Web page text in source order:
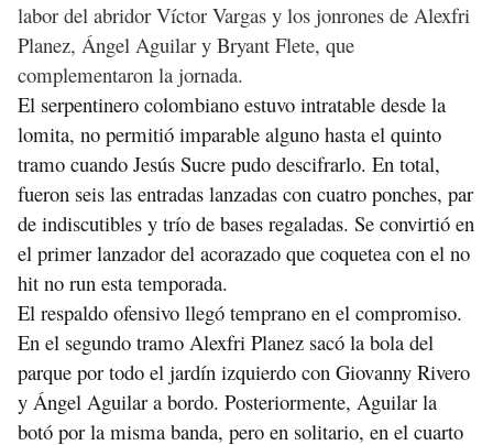
labor del abridor Víctor Vargas y los jonrones de Alexfri
Planez, Ángel Aguilar y Bryant Flete, que
complementaron la jornada.
El serpentinero colombiano estuvo intratable desde la
lomita, no permitió imparable alguno hasta el quinto
tramo cuando Jesús Sucre pudo descifrarlo. En total,
fueron seis las entradas lanzadas con cuatro ponches, par
de indiscutibles y trío de bases regaladas. Se convirtió en
el primer lanzador del acorazado que coquetea con el no
hit no run esta temporada.
El respaldo ofensivo llegó temprano en el compromiso.
En el segundo tramo Alexfri Planez sacó la bola del
parque por todo el jardín izquierdo con Giovanny Rivero
y Ángel Aguilar a bordo. Posteriormente, Aguilar la
botó por la misma banda, pero en solitario, en el cuarto